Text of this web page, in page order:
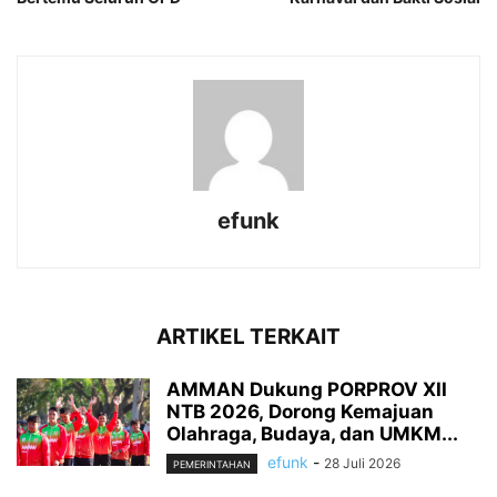
efunk
ARTIKEL TERKAIT
AMMAN Dukung PORPROV XII
NTB 2026, Dorong Kemajuan
Olahraga, Budaya, dan UMKM...
PEMERINTAHAN efunk - 28 Juli 2026